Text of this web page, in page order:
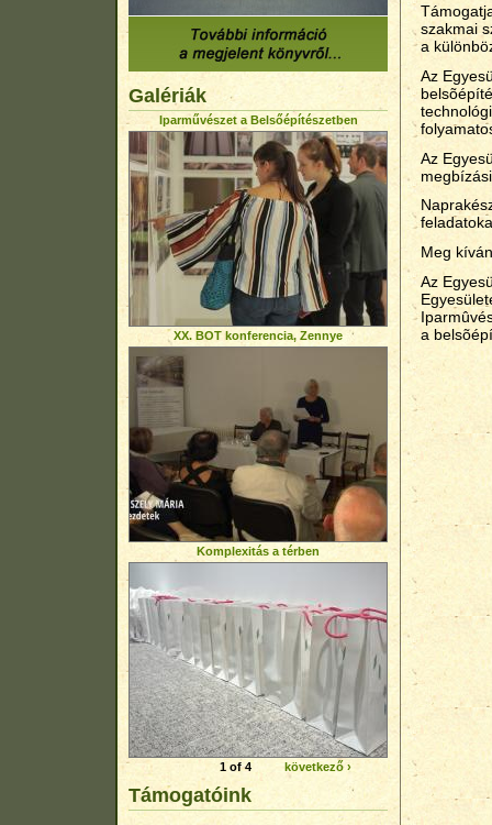
Galériák
Iparművészet a Belsőépítészetben
XX. BOT konferencia, Zennye
Komplexitás a térben
1 of 4 következő ›
Támogatóink
szakmai
a
Az
Az
Meg
Az
a